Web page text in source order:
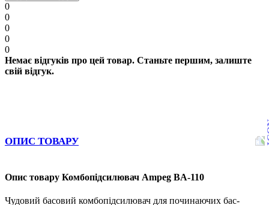
0
0
0
0
0
Немає відгуків про цей товар. Станьте першим, залиште
свій відгук.
ОПИС ТОВАРУ
Опис товару Комбопідсилювач Ampeg BA-110
Чудовий басовий комбопідсилювач для починаючих бас-